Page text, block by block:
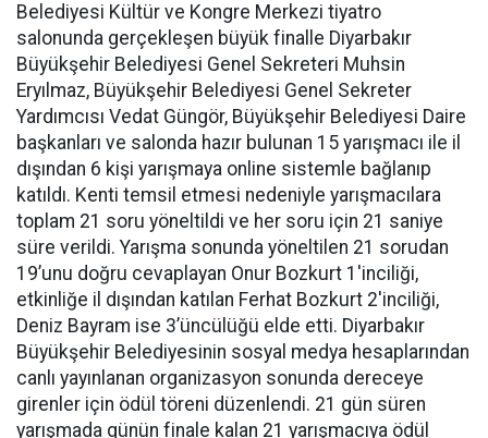
Belediyesi Kültür ve Kongre Merkezi tiyatro
salonunda gerçekleşen büyük finalle Diyarbakır
Büyükşehir Belediyesi Genel Sekreteri Muhsin
Eryılmaz, Büyükşehir Belediyesi Genel Sekreter
Yardımcısı Vedat Güngör, Büyükşehir Belediyesi Daire
başkanları ve salonda hazır bulunan 15 yarışmacı ile il
dışından 6 kişi yarışmaya online sistemle bağlanıp
katıldı. Kenti temsil etmesi nedeniyle yarışmacılara
toplam 21 soru yöneltildi ve her soru için 21 saniye
süre verildi. Yarışma sonunda yöneltilen 21 sorudan
19’unu doğru cevaplayan Onur Bozkurt 1'inciliği,
etkinliğe il dışından katılan Ferhat Bozkurt 2'inciliği,
Deniz Bayram ise 3’üncülüğü elde etti. Diyarbakır
Büyükşehir Belediyesinin sosyal medya hesaplarından
canlı yayınlanan organizasyon sonunda dereceye
girenler için ödül töreni düzenlendi. 21 gün süren
yarışmada günün finale kalan 21 yarışmacıya ödül